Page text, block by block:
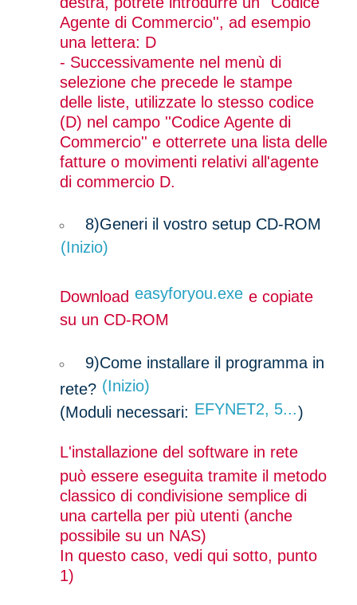
Agente di Commercio'', ad esempio
una lettera: D
- Successivamente nel menù di
selezione che precede le stampe
delle liste, utilizzate lo stesso codice
(D) nel campo ''Codice Agente di
Commercio'' e otterrete una lista delle
fatture o movimenti relativi all'agente
di commercio D.
8)Generi il vostro setup CD-ROM
(Inizio)
Download easyforyou.exe e copiate
su un CD-ROM
9)Come installare il programma in
rete? (Inizio)
(Moduli necessari: EFYNET2, 5... )
L'installazione del software in rete
può essere eseguita tramite il metodo
classico di condivisione semplice di
una cartella per più utenti (anche
possibile su un NAS)
In questo caso, vedi qui sotto, punto
1)